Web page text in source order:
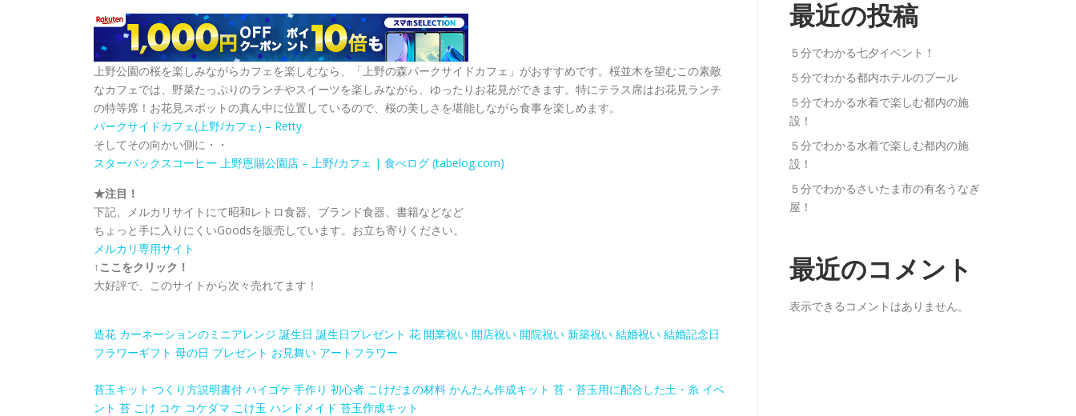
上野公園の桜を楽しみながらカフェを楽しむなら、「上野の森パークサイドカフェ」がおすすめです。桜並木を望むこの素敵
なカフェでは、野菜たっぷりのランチやスイーツを楽しみながら、ゆったりお花見ができます。特にテラス席はお花見ランチ
の特等席！お花見スポットの真ん中に位置しているので、桜の美しさを堪能しながら食事を楽しめます。
パークサイドカフェ(上野/カフェ) – Retty
そしてその向かい側に・・
スターバックスコーヒー 上野恩賜公園店 – 上野/カフェ | 食べログ (tabelog.com)
★注目！
下記、メルカリサイトにて昭和レトロ食器、ブランド食器、書籍などなど
ちょっと手に入りにくいGoodsを販売しています。お立ち寄りください。
メルカリ専用サイト
↑ここをクリック！
大好評で、このサイトから次々売れてます！
造花 カーネーションのミニアレンジ 誕生日 誕生日プレゼント 花 開業祝い 開店祝い 開院祝い 新築祝い 結婚祝い 結婚記念日
フラワーギフト 母の日 プレゼント お見舞い アートフラワー
苔玉キット つくり方説明書付 ハイゴケ 手作り 初心者 こけだまの材料 かんたん作成キット 苔・苔玉用に配合した土・糸 イベ
ント 苔 こけ コケ コケダマ こけ玉 ハンドメイド 苔玉作成キット
最近の投稿
５分でわかる七夕イベント！
５分でわかる都内ホテルのプール
５分でわかる水着で楽しむ都内の施
設！
５分でわかる水着で楽しむ都内の施
設！
５分でわかるさいたま市の有名うなぎ
屋！
最近のコメント
表示できるコメントはありません。